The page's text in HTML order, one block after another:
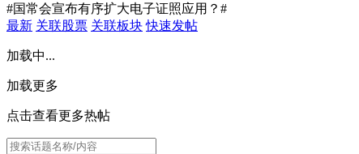
#国常会宣布有序扩大电子证照应用？#
最新 关联股票 关联板块 快速发帖
加载中...
加载更多
点击查看更多热帖